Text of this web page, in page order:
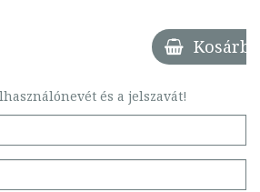
Kosárba
és a jelszavát!